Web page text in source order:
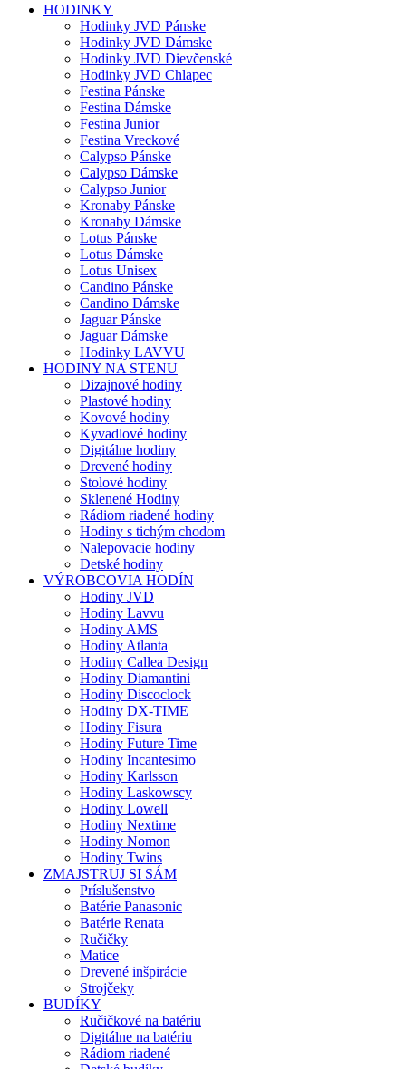
HODINKY
Hodinky JVD Pánske
Hodinky JVD Dámske
Hodinky JVD Dievčenské
Hodinky JVD Chlapec
Festina Pánske
Festina Dámske
Festina Junior
Festina Vreckové
Calypso Pánske
Calypso Dámske
Calypso Junior
Kronaby Pánske
Kronaby Dámske
Lotus Pánske
Lotus Dámske
Lotus Unisex
Candino Pánske
Candino Dámske
Jaguar Pánske
Jaguar Dámske
Hodinky LAVVU
HODINY NA STENU
Dizajnové hodiny
Plastové hodiny
Kovové hodiny
Kyvadlové hodiny
Digitálne hodiny
Drevené hodiny
Stolové hodiny
Sklenené Hodiny
Rádiom riadené hodiny
Hodiny s tichým chodom
Nalepovacie hodiny
Detské hodiny
VÝROBCOVIA HODÍN
Hodiny JVD
Hodiny Lavvu
Hodiny AMS
Hodiny Atlanta
Hodiny Callea Design
Hodiny Diamantini
Hodiny Discoclock
Hodiny DX-TIME
Hodiny Fisura
Hodiny Future Time
Hodiny Incantesimo
Hodiny Karlsson
Hodiny Laskowscy
Hodiny Lowell
Hodiny Nextime
Hodiny Nomon
Hodiny Twins
ZMAJSTRUJ SI SÁM
Príslušenstvo
Batérie Panasonic
Batérie Renata
Ručičky
Matice
Drevené inšpirácie
Strojčeky
BUDÍKY
Ručičkové na batériu
Digitálne na batériu
Rádiom riadené